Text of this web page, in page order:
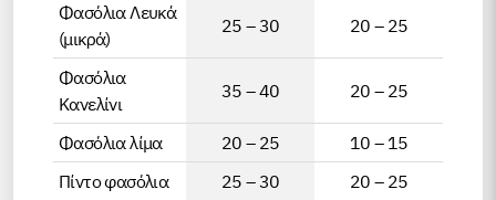
Φασόλια Λευκά
(μικρά)
25 – 30 20 – 25
Φασόλια
Κανελίνι
35 – 40 20 – 25
Φασόλια λίμα 20 – 25
10 – 15
Πίντο φασόλια
25 – 30
20 – 25